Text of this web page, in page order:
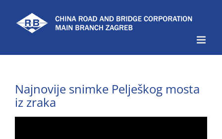
content
Najnovije snimke Pelješkog mosta
iz zraka